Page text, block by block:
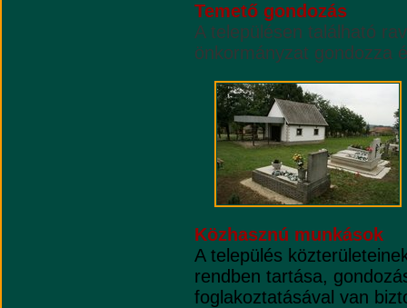
Temető gondozás
A településen található
önkormányzat gondozza
Közhasznú munkások
A település
rendben tartása,
foglakoztatásával van